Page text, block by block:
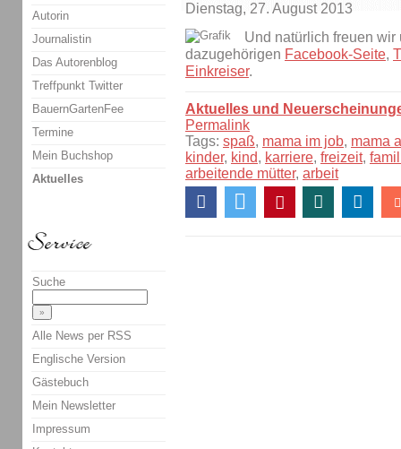
Dienstag, 27. August 2013
Und natürlich freuen
dazugehörigen Facebook-Seite,
Einkreiser.
Aktuelles und
Permalink
Tags: spaß, mama im job, mama
kinder, kind, karriere, freizeit,
arbeitende mütter, arbeit
Autorin
Journalistin
Das Autorenblog
Treffpunkt Twitter
BauernGartenFee
Termine
Mein Buchshop
Aktuelles
Suche
Alle News per RSS
Englische Version
Gästebuch
Mein Newsletter
Impressum